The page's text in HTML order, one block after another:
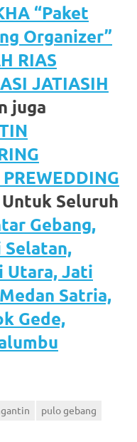
“Paket
Organizer”
RIAS
JATIASIH
juga
Untuk Seluruh
Gebang,
Selatan,
Utara, Jati
Satria,
Gede,
pulo gebang